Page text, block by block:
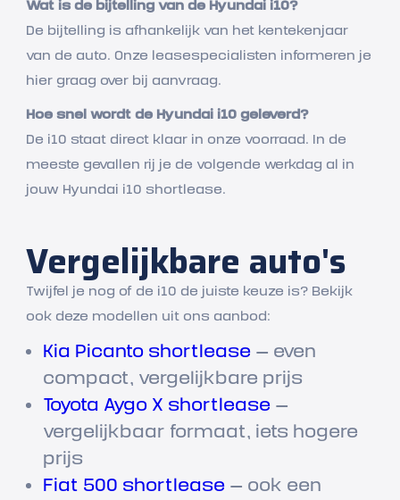
Wat is de bijtelling van de Hyundai i10?
De bijtelling is afhankelijk van het kentekenjaar
van de auto. Onze leasespecialisten informeren je
hier graag over bij aanvraag.
Hoe snel wordt de Hyundai i10 geleverd?
De i10 staat direct klaar in onze voorraad. In de
meeste gevallen rij je de volgende werkdag al in
jouw Hyundai i10 shortlease.
Vergelijkbare auto's
Twijfel je nog of de i10 de juiste keuze is? Bekijk
ook deze modellen uit ons aanbod:
Kia Picanto shortlease — even
compact, vergelijkbare prijs
Toyota Aygo X shortlease —
vergelijkbaar formaat, iets hogere
prijs
Fiat 500 shortlease — ook een